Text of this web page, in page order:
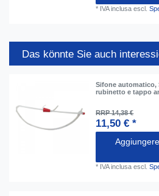
* IVA inclusa escl.
Das könnte Sie auch
Sifone automatico,
rubinetto e tappo
RRP 14,38 €
11,50 € *
* IVA inclusa escl.